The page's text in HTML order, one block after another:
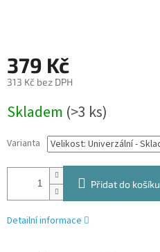
379 Kč
313 Kč bez DPH
cena:
Skladem (>3 ks)
Varianta
Přidat do košíku
Detailní informace